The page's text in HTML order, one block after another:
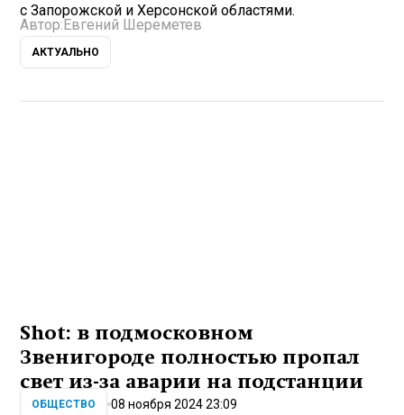
с Запорожской и Херсонской областями.
Автор: Евгений Шереметев
АКТУАЛЬНО
Shot: в подмосковном
Звенигороде полностью пропал
свет из-за аварии на подстанции
ОБЩЕСТВО 08 ноября 2024 23:09